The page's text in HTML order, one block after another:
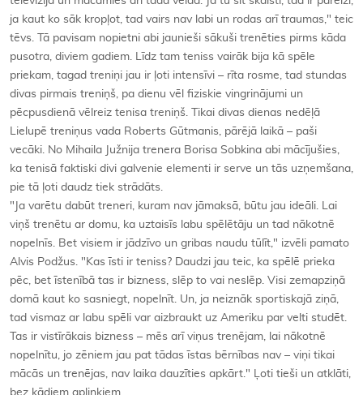
ja kaut ko sāk kropļot, tad vairs nav labi un rodas arī traumas," teic
tēvs. Tā pavisam nopietni abi jaunieši sākuši trenēties pirms kāda
pusotra, diviem gadiem. Līdz tam teniss vairāk bija kā spēle
priekam, tagad treniņi jau ir ļoti intensīvi – rīta rosme, tad stundas
divas pirmais treniņš, pa dienu vēl fiziskie vingrinājumi un
pēcpusdienā vēlreiz tenisa treniņš. Tikai divas dienas nedēļā
Lielupē treniņus vada Roberts Gūtmanis, pārējā laikā – paši
vecāki. No Mihaila Južnija trenera Borisa Sobkina abi mācījušies,
ka tenisā faktiski divi galvenie elementi ir serve un tās uzņemšana,
pie tā ļoti daudz tiek strādāts.
"Ja varētu dabūt treneri, kuram nav jāmaksā, būtu jau ideāli. Lai
viņš trenētu ar domu, ka uztaisīs labu spēlētāju un tad nākotnē
nopelnīs. Bet visiem ir jādzīvo un gribas naudu tūlīt," izvēli pamato
Alvis Podžus. "Kas īsti ir teniss? Daudzi jau teic, ka spēlē prieka
pēc, bet īstenībā tas ir bizness, slēp to vai neslēp. Visi zemapziņā
domā kaut ko sasniegt, nopelnīt. Un, ja neiznāk sportiskajā ziņā,
tad vismaz ar labu spēli var aizbraukt uz Ameriku par velti studēt.
Tas ir vistīrākais bizness – mēs arī viņus trenējam, lai nākotnē
nopelnītu, jo zēniem jau pat tādas īstas bērnības nav – viņi tikai
mācās un trenējas, nav laika dauzīties apkārt." Ļoti tieši un atklāti,